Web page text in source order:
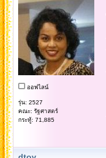
ออฟไลน์
รุ่น: 2527
คณะ: รัฐศาสตร์
กระทู้: 71,885